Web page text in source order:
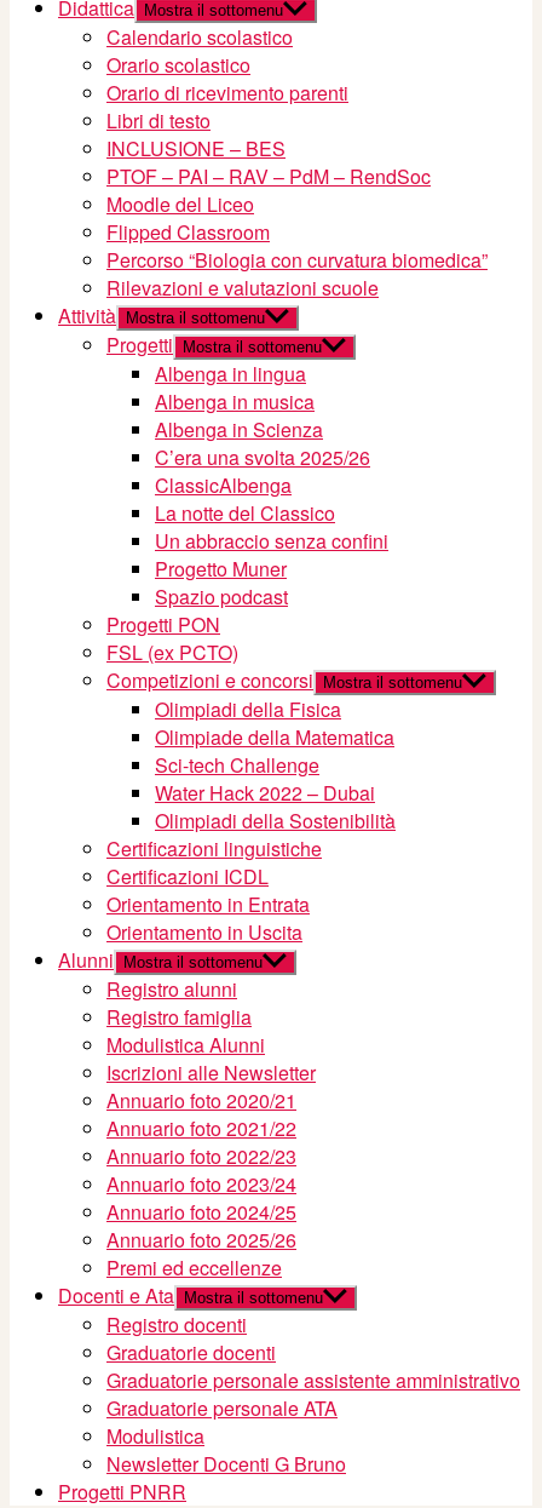
Didattica
Mostra il sottomenu
Calendario scolastico
Orario scolastico
Orario di ricevimento parenti
Libri di testo
INCLUSIONE – BES
PTOF – PAI – RAV – PdM – RendSoc
Moodle del Liceo
Flipped Classroom
Percorso “Biologia con curvatura biomedica”
Rilevazioni e valutazioni scuole
Attività
Mostra il sottomenu
Progetti Mostra il sottomenu
Albenga in lingua
Albenga in musica
Albenga in Scienza
C’era una svolta 2025/26
ClassicAlbenga
La notte del Classico
Un abbraccio senza confini
Progetto Muner
Spazio podcast
Progetti PON
FSL (ex PCTO)
Competizioni e concorsi
Mostra il sottomenu
Olimpiadi della Fisica
Olimpiade della Matematica
Sci-tech Challenge
Water Hack 2022 – Dubai
Olimpiadi della Sostenibilità
Certificazioni linguistiche
Certificazioni ICDL
Orientamento in Entrata
Orientamento in Uscita
Alunni
Mostra il sottomenu
Registro alunni
Registro famiglia
Modulistica Alunni
Iscrizioni alle Newsletter
Annuario foto 2020/21
Annuario foto 2021/22
Annuario foto 2022/23
Annuario foto 2023/24
Annuario foto 2024/25
Annuario foto 2025/26
Premi ed eccellenze
Docenti e Ata
Mostra il sottomenu
Registro docenti
Graduatorie docenti
Graduatorie personale assistente amministrativo
Graduatorie personale ATA
Modulistica
Newsletter Docenti G Bruno
Progetti PNRR